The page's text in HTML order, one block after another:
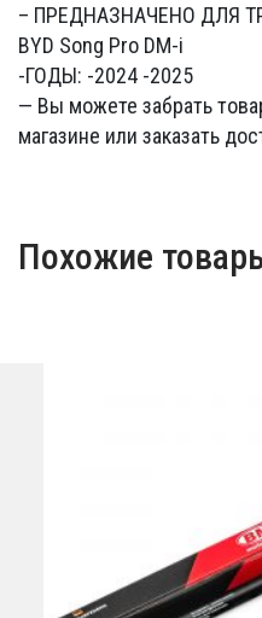
– ПРЕДНАЗНАЧЕНО ДЛЯ
BYD Song Pro DM-i
-ГОДЫ: -2024 -2025
— Вы можете забрать
магазине или заказать
Похожие